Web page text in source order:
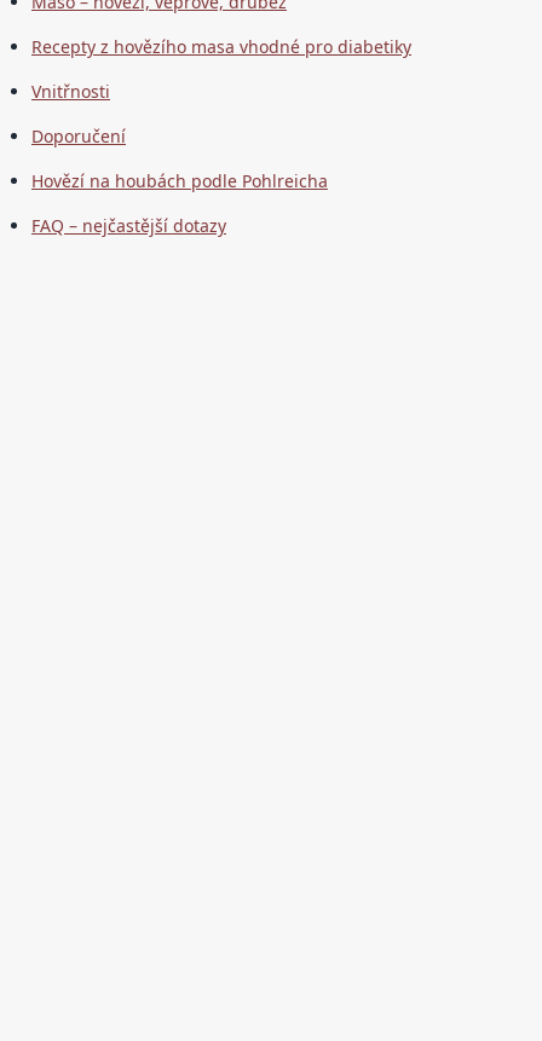
Recepty z hovězího masa vhodné pro diabetiky
Vnitřnosti
Doporučení
Hovězí na houbách podle Pohlreicha
FAQ – nejčastější dotazy